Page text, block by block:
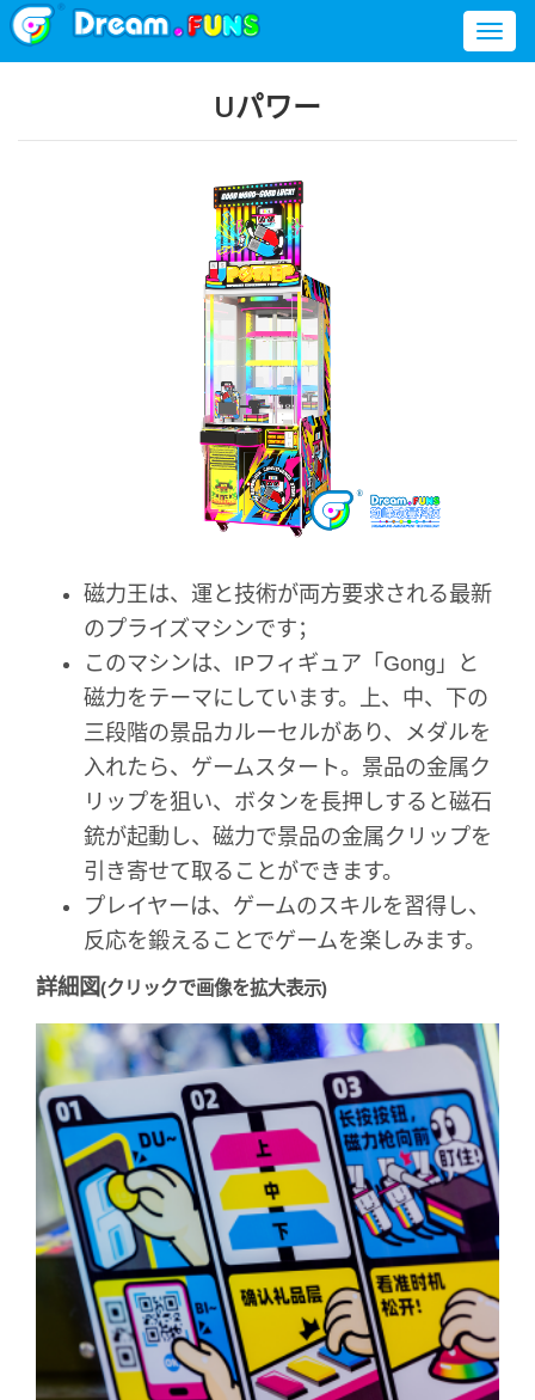
Uパワー
磁力王は、運と技術が両方要求される最新
のプライズマシンです；
このマシンは、IPフィギュア「Gong」と
磁力をテーマにしています。上、中、下の
三段階の景品カルーセルがあり、メダルを
入れたら、ゲームスタート。景品の金属ク
リップを狙い、ボタンを長押しすると磁石
銃が起動し、磁力で景品の金属クリップを
引き寄せて取ることができます。
プレイヤーは、ゲームのスキルを習得し、
反応を鍛えることでゲームを楽しみます。
詳細図(クリックで画像を拡大表示)